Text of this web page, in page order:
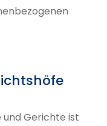
und Gerichte ist